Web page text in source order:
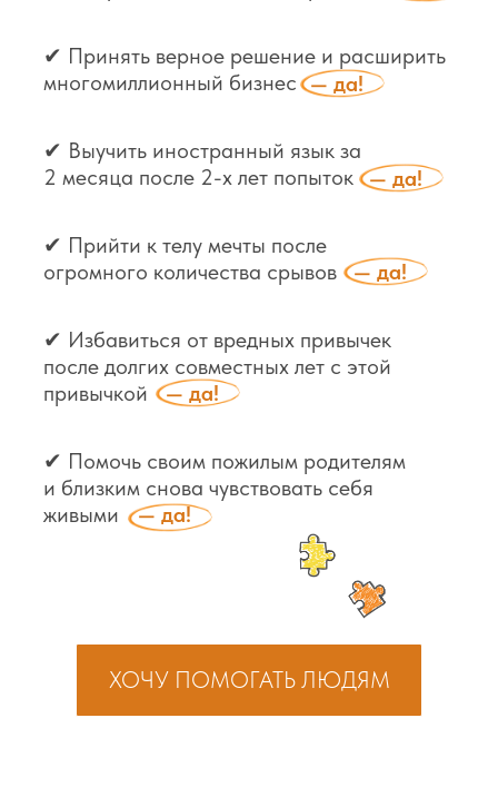
✔ Принять верное решение и расширить
многомиллионный бизнес
✔ Выучить иностранный язык за
2 месяца после 2-х лет попыток
✔ Прийти к телу мечты после
огромного количества срывов
✔ Избавиться от вредных привычек
после долгих совместных лет с этой
привычкой
✔ Помочь своим пожилым родителям
и близким снова чувствовать себя
живыми
— да!
— да!
ХОЧУ ПОМОГАТЬ ЛЮДЯМ
— да!
— да!
— да!